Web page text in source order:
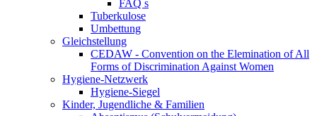
FAQ s
Tuberkulose
Umbettung
Gleichstellung
CEDAW - Convention on the Elemination of All
Forms of Discrimination Against Women
Hygiene-Netzwerk
Hygiene-Siegel
Kinder, Jugendliche & Familien